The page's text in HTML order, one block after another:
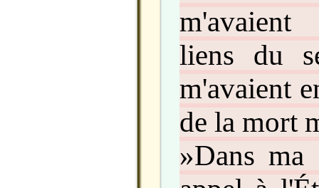
m'avaient
liens du
m'avaient
de la mort
»Dans ma